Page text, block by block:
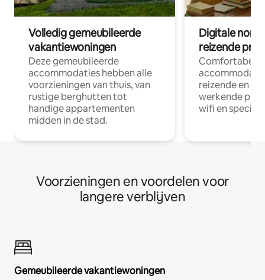
Volledig gemeubileerde
vakantiewoningen
Deze gemeubileerde
accommodaties hebben alle
voorzieningen van thuis, van
rustige berghutten tot
handige appartementen
midden in de stad.
Digitale
reizende
Comfortabele
reizende en
werkende
wifi en
Voorzieningen en voordelen voor
langere verblijven
Gemeubileerde vakantiewoningen